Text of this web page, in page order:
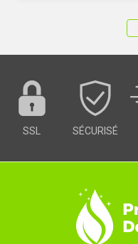
SSL SÉCURISÉ